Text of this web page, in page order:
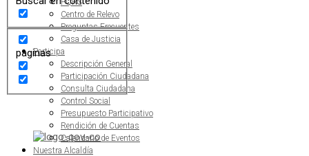
Lunes a Jueves de 8:00 a.m a 1:00 p.m - 2:00 p.m a 5:30 p.m
Viernes de 8:00 a.m a 1:00 p.m - 2:00 p.m a 4:30 p.m
Horario de Atención Ventanilla Hacienda:
Lunes a Viernes de 8:00 a.m a 4:00 p.m - Jornada Continua
Horario de Atención Sisbén:
Lunes a Jueves de 8:00 am a 12:00 pm y de 2:00 pm a 4:00 pm.
Dirección: Transversal 5 a N° 3 - 140 sur Parque Luis Carlos Galan
(Bohio)